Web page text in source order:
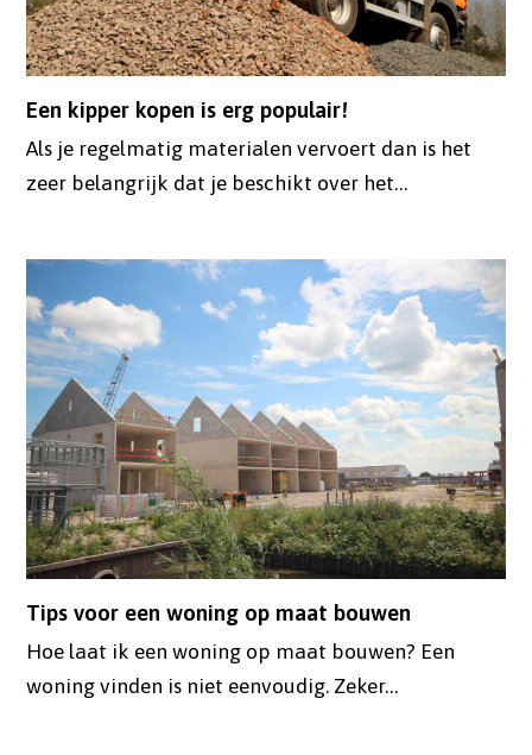
Een kipper kopen is erg populair!
Als je regelmatig materialen vervoert dan is het
zeer belangrijk dat je beschikt over het…
Tips voor een woning op maat bouwen
Hoe laat ik een woning op maat bouwen? Een
woning vinden is niet eenvoudig. Zeker…